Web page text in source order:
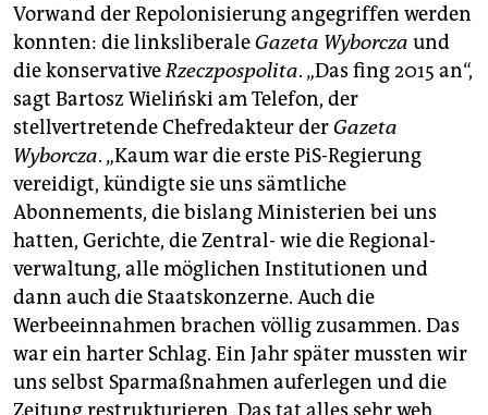
Vorwand der Repolonisierung angegriffen werden
konnten: die linksliberaleGazeta Wyborcza und
die konservativeRzeczpospolita. „Das fing 2015 an“,
sagt Bartosz Wieliński am Telefon, der
stellvertretende Chefredakteur derGazeta
Wyborcza. „Kaum war die erste PiS-Regierung
vereidigt, kündigte sie uns sämtliche
Abonnements, die bislang Ministerien bei uns
hatten, Gerichte, die Zentral- wie die Re­gio­nal­
verwaltung, alle möglichen Institutionen und
dann auch die Staatskonzerne. Auch die
Werbeeinnahmen brachen völlig zusammen. Das
war ein harter Schlag. Ein Jahr später mussten wir
uns selbst Sparmaßnahmen auferlegen und die